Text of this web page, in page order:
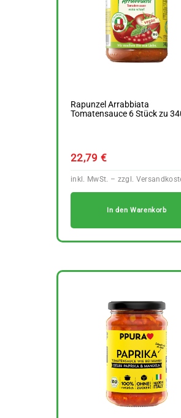
Rapunzel Arrabbiata
Tomatensauce 6 Stück zu
22,79€
In den Warenkorb